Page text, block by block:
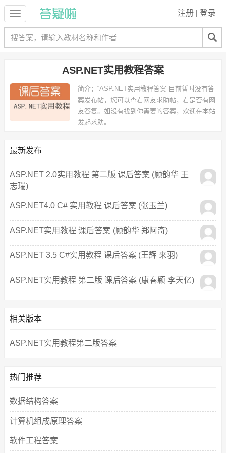
注册 登录
ASP.NET实用教程答案
简介： “ASP.NET实用教程答案”目前暂时没有答
案发布帖，您可以查看网友求助帖，看是否有网
友答复。如没有找到你需要的答案，欢迎在本站
发起求助。
最新发布
ASP.NET 2.0实用教程 第二版 课后答案 (顾韵华 王
志瑞)
ASP.NET4.0 C# 实用教程 课后答案 (张玉兰)
ASP.NET实用教程 课后答案 (顾韵华 郑阿奇)
ASP.NET 3.5 C#实用教程 课后答案 (王辉 来羽)
ASP.NET实用教程 第二版 课后答案 (康春颖 李天亿)
相关版本
ASP.NET实用教程第二版答案
热门推荐
数据结构答案
计算机组成原理答案
软件工程答案